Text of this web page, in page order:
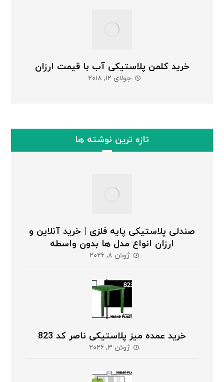
خرید کلمن پلاستیکی آب با قیمت ارزان
جولای ۱۲, ۲۰۱۸
تازه ترین نوشته ها
صندلی پلاستیکی پایه فلزی | خرید آنلاین و
ارزان انواع مدل ها بدون واسطه
ژوئن ۸, ۲۰۲۶
خرید عمده میز پلاستیکی ناصر کد 823
ژوئن ۳, ۲۰۲۶